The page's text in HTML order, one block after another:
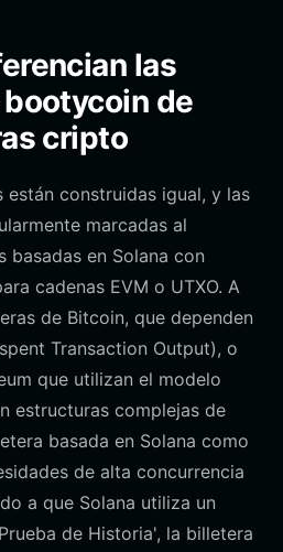
las
de
cripto
construidas igual, y las
marcadas al
basadas en Solana con
cadenas EVM o UTXO. A
de Bitcoin, que dependen
Transaction Output), o
que utilizan el modelo
estructuras complejas de
basada en Solana como
de alta concurrencia
a que Solana utiliza un
de Historia', la billetera